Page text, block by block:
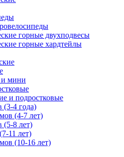
горные двухподвесы
горные хардтейлы
мини
и подростковые
(3-4 года)
(4-7 лет)
(5-8 лет)
11 лет)
(10-16 лет)